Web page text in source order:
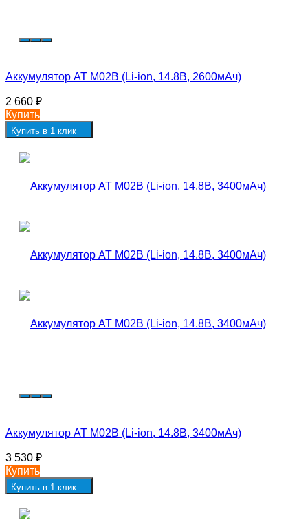
Аккумулятор AT M02B (Li-ion, 14.8В, 2600мАч)
2 660 ₽
Купить
Купить в 1 клик
Аккумулятор AT M02B (Li-ion, 14.8В, 3400мАч)
3 530 ₽
Купить
Купить в 1 клик